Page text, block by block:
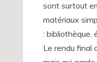
sont surtout
matériaux
: bibliothèque,
Le rendu final